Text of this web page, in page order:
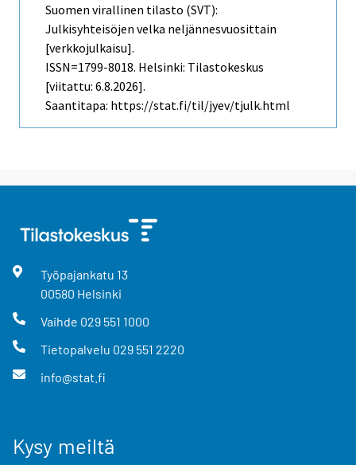
Suomen virallinen tilasto (SVT):
Julkisyhteisöjen velka neljännesvuosittain
[verkkojulkaisu].
ISSN=1799-8018. Helsinki: Tilastokeskus
[viitattu: 6.8.2026].
Saantitapa: https://stat.fi/til/jyev/tjulk.html
Työpajankatu 13
00580 Helsinki
Vaihde 029 551 1000
Tietopalvelu 029 551 2220
info@stat.fi
Kysy meiltä